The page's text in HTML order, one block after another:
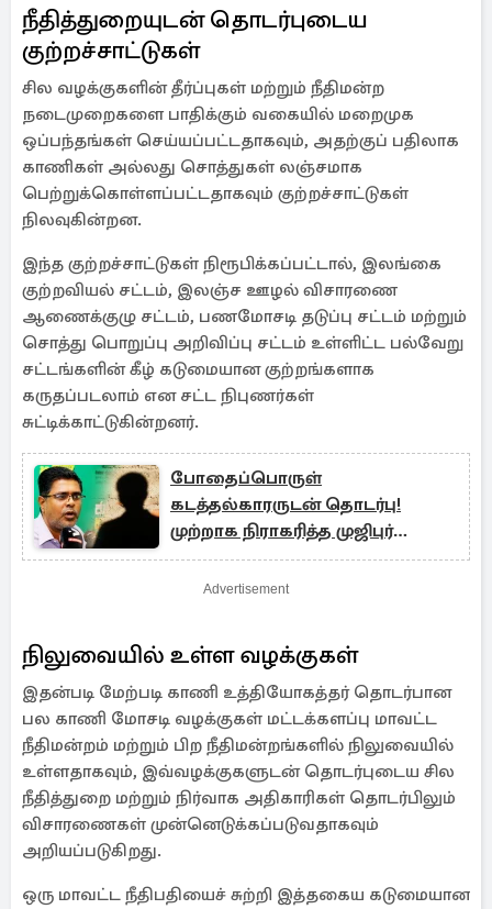
நீதித்துறையுடன் தொடர்புடைய
குற்றச்சாட்டுகள்
சில வழக்குகளின் தீர்ப்புகள் மற்றும் நீதிமன்ற
நடைமுறைகளை பாதிக்கும் வகையில் மறைமுக
ஒப்பந்தங்கள் செய்யப்பட்டதாகவும், அதற்குப் பதிலாக
காணிகள் அல்லது சொத்துகள் லஞ்சமாக
பெற்றுக்கொள்ளப்பட்டதாகவும் குற்றச்சாட்டுகள்
நிலவுகின்றன.
இந்த குற்றச்சாட்டுகள் நிரூபிக்கப்பட்டால், இலங்கை
குற்றவியல் சட்டம், இலஞ்ச ஊழல் விசாரணை
ஆணைக்குழு சட்டம், பணமோசடி தடுப்பு சட்டம் மற்றும்
சொத்து பொறுப்பு அறிவிப்பு சட்டம் உள்ளிட்ட பல்வேறு
சட்டங்களின் கீழ் கடுமையான குற்றங்களாக
கருதப்படலாம் என சட்ட நிபுணர்கள்
சுட்டிக்காட்டுகின்றனர்.
போதைப்பொருள்
கடத்தல்காரருடன் தொடர்பு!
முற்றாக நிராகரித்த முஜிபுர்
ரஹ்மான்
Advertisement
நிலுவையில் உள்ள வழக்குகள்
இதன்படி மேற்படி காணி உத்தியோகத்தர் தொடர்பான
பல காணி மோசடி வழக்குகள் மட்டக்களப்பு மாவட்ட
நீதிமன்றம் மற்றும் பிற நீதிமன்றங்களில் நிலுவையில்
உள்ளதாகவும், இவ்வழக்குகளுடன் தொடர்புடைய சில
நீதித்துறை மற்றும் நிர்வாக அதிகாரிகள் தொடர்பிலும்
விசாரணைகள் முன்னெடுக்கப்படுவதாகவும்
அறியப்படுகிறது.
ஒரு மாவட்ட நீதிபதியைச் சுற்றி இத்தகைய கடுமையான